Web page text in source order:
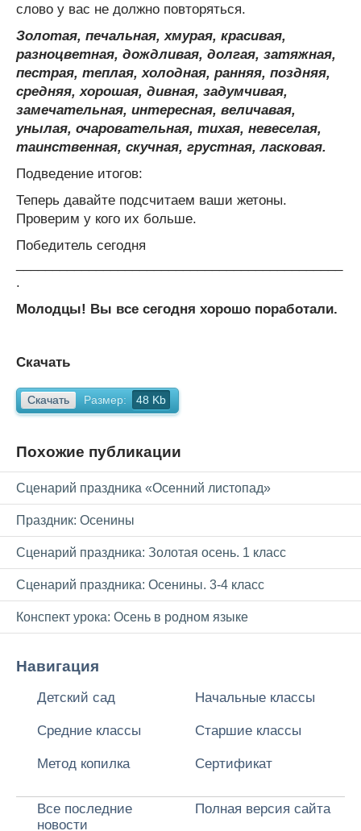
слово у вас не должно повторяться.
Золотая, печальная, хмурая, красивая,
разноцветная, дождливая, долгая, затяжная,
пестрая, теплая, холодная, ранняя, поздняя,
средняя, хорошая, дивная, задумчивая,
замечательная, интересная, величавая,
унылая, очаровательная, тихая, невеселая,
таинственная, скучная, грустная, ласковая.
Подведение итогов:
Теперь давайте подсчитаем ваши жетоны.
Проверим у кого их больше.
Победитель сегодня
.
Молодцы! Вы все сегодня хорошо поработали.
Скачать
Скачать Размер: 48 Kb
Похожие публикации
Сценарий праздника «Осенний листопад»
Праздник: Осенины
Сценарий праздника: Золотая осень. 1 класс
Сценарий праздника: Осенины. 3-4 класс
Конспект урока: Осень в родном языке
Навигация
Детский сад Начальные классы
Средние классы Старшие классы
Метод копилка Сертификат
Все последние
новости
Полная версия сайта